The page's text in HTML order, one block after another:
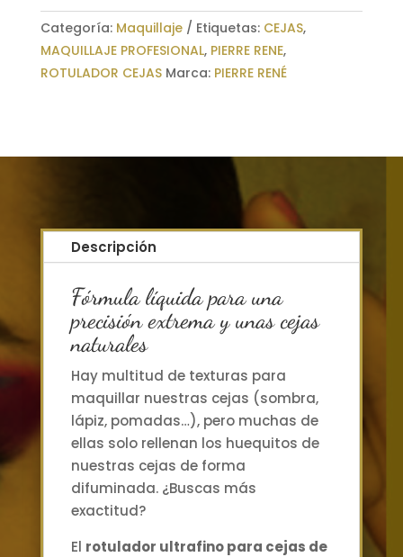
brown
Pierre
Rene
cantidad
Categoría: Maquillaje Etiquetas: CEJAS,
MAQUILLAJE PROFESIONAL, PIERRE RENE,
ROTULADOR CEJAS Marca: PIERRE RENÉ
Descripción
Fórmula líquida para una
precisión extrema y unas cejas
naturales
Hay multitud de texturas para
maquillar nuestras cejas (sombra,
lápiz, pomadas…), pero muchas de
ellas solo rellenan los huequitos de
nuestras cejas de forma
difuminada. ¿Buscas más
exactitud?
El rotulador ultrafino para cejas de